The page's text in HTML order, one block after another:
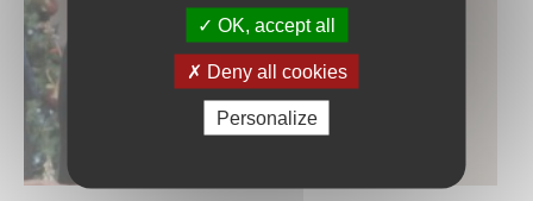
OK, accept all
Deny all cookies
Personalize